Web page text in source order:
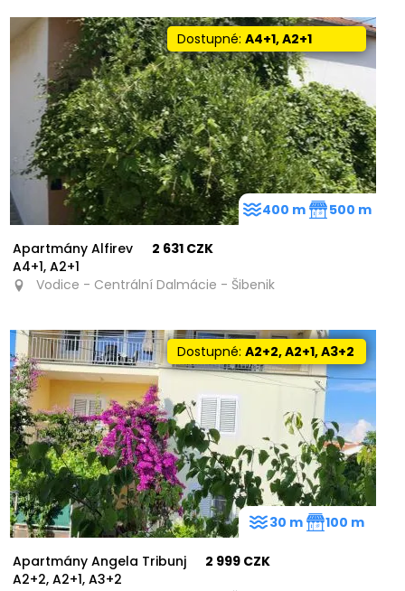
+
−
SIBENIK
Dostupné: A4+1, A2+1
Apartmány Alfirev
A4+1, A2+1
2 631 CZK
Vodice - Centrální Dalmácie - Šibenik
400 m 500 m
Dostupné: A2+2, A2+1, A3+2
Apartmány Angela Tribunj
A2+2, A2+1, A3+2
2 999 CZK
30 m 100 m